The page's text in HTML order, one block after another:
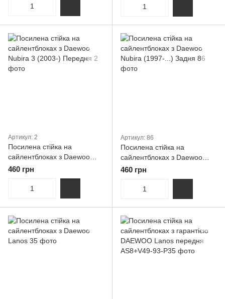
Артикул: 2
Посилена стійка на
сайлентблоках з Daewoo
Nubira 3 (2003-) Передня
460 грн
Артикул: 86
Посилена стійка на
сайлентблоках з Daewoo
Nubira (1997-...) Задня
460 грн